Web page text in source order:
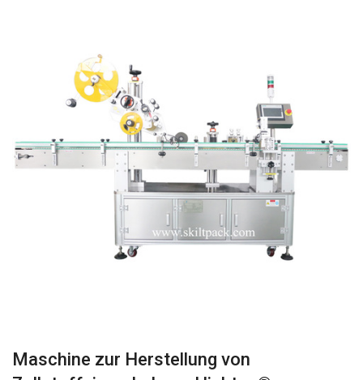
Maschine zur Herstellung von